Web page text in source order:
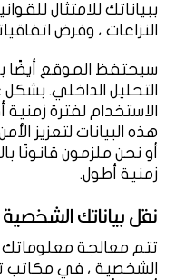
ببياناتك للامتثال
النزاعات ، وفرض
سيحتفظ الموقع أيضًا
التحليل الداخلي. بشكل
الاستخدام لفترة
هذه البيانات لتعزيز
أو نحن ملزمون قانونًا
زمنية أطول.
نقل بياناتك الشخصية
تتم معالجة معلوماتك
الشخصية ، في